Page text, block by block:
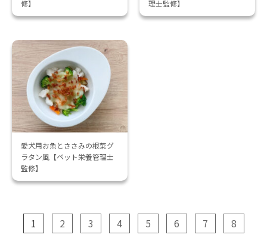
修】
理士監修】
愛犬用お魚とささみの根菜グ
ラタン風【ペット栄養管理士
監修】
1 2 3 4 5 6 7 8